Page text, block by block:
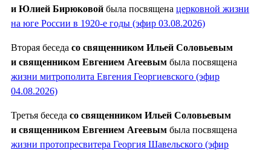
и Юлией Бирюковой была посвящена церковной жизни
на юге России в 1920-е годы (эфир 03.08.2026)
Вторая беседа со священником Ильей Соловьевым
и священником Евгением Агеевым была посвящена
жизни митрополита Евгения Георгиевского (эфир
04.08.2026)
Третья беседа со священником Ильей Соловьевым
и священником Евгением Агеевым была посвящена
жизни протопресвитера Георгия Шавельского (эфир